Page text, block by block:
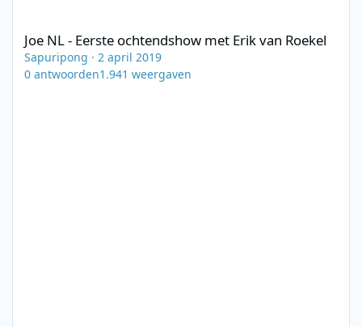
Joe NL - Eerste ochtendshow met Erik van Roekel
Sapuripong · 2 april 2019
0 antwoorden1.941 weergaven